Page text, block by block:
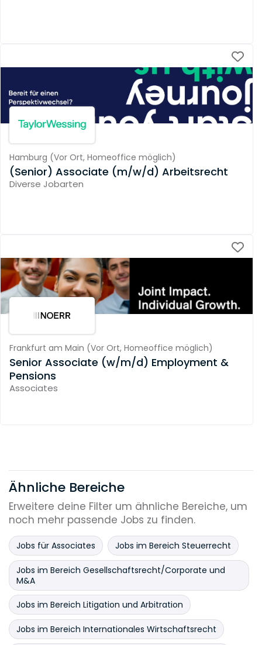
Hamburg (Vor Ort, Homeoffice möglich)
(Senior) Associate (m/w/d) Arbeitsrecht
Diverse Jobarten
Frankfurt am Main (Vor Ort, Homeoffice möglich)
Senior Associate (w/m/d) Employment &
Pensions
Associates
Ähnliche Bereiche
Erweitere deine Filter um ähnliche Bereiche, um
noch mehr passende Jobs zu finden.
Jobs für Associates Jobs im Bereich Steuerrecht
Jobs im Bereich Gesellschaftsrecht/Corporate und
M&A
Jobs im Bereich Litigation und Arbitration
Jobs im Bereich Internationales Wirtschaftsrecht